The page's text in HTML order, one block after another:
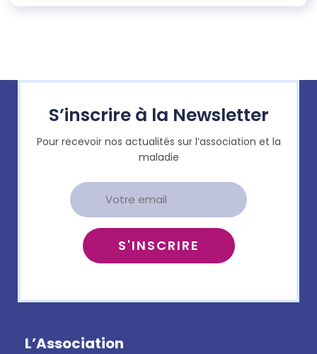
S’inscrire à la Newsletter
Pour recevoir nos actualités sur l’association et la
maladie
L’Association